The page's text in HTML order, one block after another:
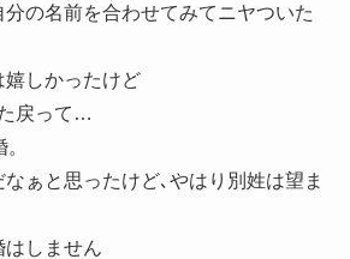
の名前を合わせてみてニヤついた
しかったけど
戻って…
ぁと思ったけど､やはり別姓は望ま
はしません